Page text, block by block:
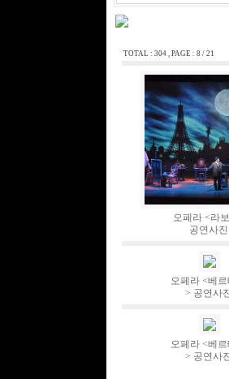
TOTAL : 304 , PAGE : 8 / 21
오페라 <라
공연사진
오페라 <베
> 공연사
오페라 <베
> 공연사